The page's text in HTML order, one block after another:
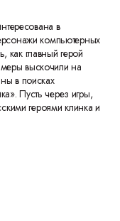
в
компьютерных
как главный герой
выскочили на
в поисках
Пусть через игры,
героями клинка и